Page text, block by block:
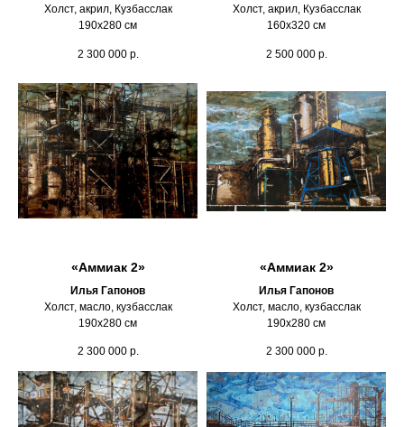
Холст, акрил, Кузбасслак
190х280 см
2 300 000 р.
Холст, акрил, Кузбасслак
160х320 см
2 500 000 р.
«Аммиак 2»
Илья Гапонов
Холст, масло, кузбасслак
190х280 см
2 300 000 р.
«Аммиак 2»
Илья Гапонов
Холст, масло, кузбасслак
190х280 см
2 300 000 р.